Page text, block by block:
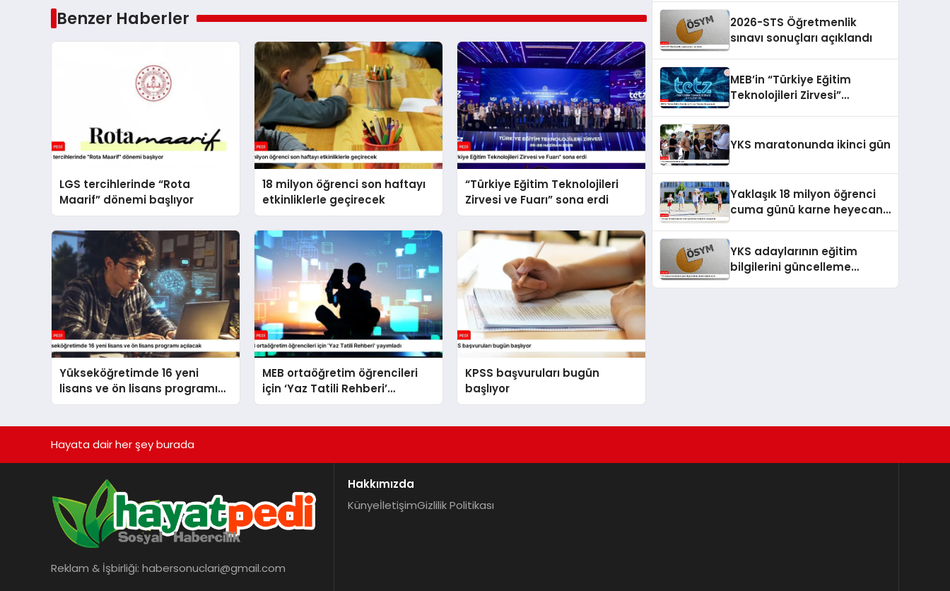
Benzer Haberler
LGS tercihlerinde “Rota
Maarif” dönemi başlıyor
18 milyon öğrenci son haftayı
etkinliklerle geçirecek
“Türkiye Eğitim Teknolojileri
Zirvesi ve Fuarı” sona erdi
Yükseköğretimde 16 yeni
lisans ve ön lisans programı
açılacak
MEB ortaöğretim öğrencileri
için ‘Yaz Tatili Rehberi’
yayımladı
KPSS başvuruları bugün
başlıyor
2026-STS Öğretmenlik
sınavı sonuçları açıklandı
MEB’in “Türkiye Eğitim
Teknolojileri Zirvesi”
YKS maratonunda ikinci gün
Yaklaşık 18 milyon öğrenci
cuma günü karne heyecanı
YKS adaylarının eğitim
bilgilerini güncelleme
Hayata dair her şey burada
Reklam & İşbirliği: habersonuclari@gmail.com
Hakkımızda
KünyeİletişimGizlilik Politikası